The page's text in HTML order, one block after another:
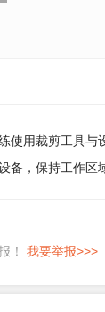
用裁剪工具
，保持工作区
！ 我要举报>>>